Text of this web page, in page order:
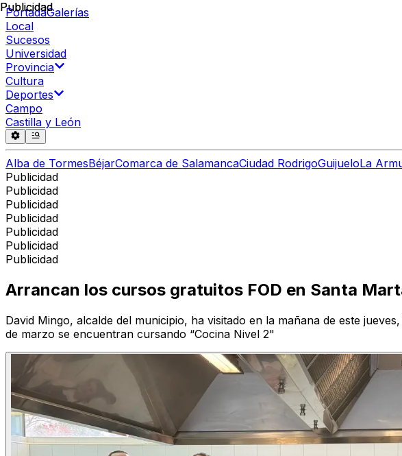
PortadaGalerías
Local
Sucesos
Universidad
Provincia
Cultura
Deportes
Campo
Castilla y León
Alba de TormesBéjarComarca de SalamancaCiudad RodrigoGuijueloLa
Publicidad
Publicidad
Publicidad
Publicidad
Publicidad
Publicidad
Publicidad
Publicidad
Arrancan los cursos gratuitos FOD en Santa
David Mingo, alcalde del municipio, ha visitado en la mañana de este
de marzo se encuentran cursando “Cocina Nivel 2"
Publicidad